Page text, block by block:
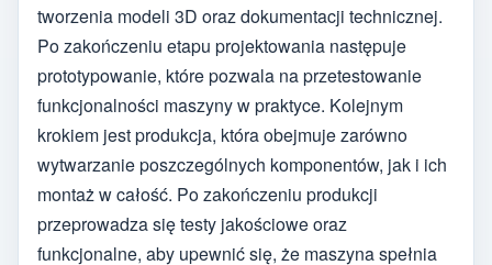
tworzenia modeli 3D oraz dokumentacji technicznej.
Po zakończeniu etapu projektowania następuje
prototypowanie, które pozwala na przetestowanie
funkcjonalności maszyny w praktyce. Kolejnym
krokiem jest produkcja, która obejmuje zarówno
wytwarzanie poszczególnych komponentów, jak i ich
montaż w całość. Po zakończeniu produkcji
przeprowadza się testy jakościowe oraz
funkcjonalne, aby upewnić się, że maszyna spełnia